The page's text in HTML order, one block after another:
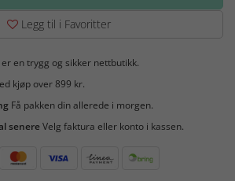
Legg til i Favoritter
er en trygg og sikker nettbutikk.
kjøp over 899 kr.
Få pakken din allerede i morgen.
senereVelg faktura eller konto i kassen.